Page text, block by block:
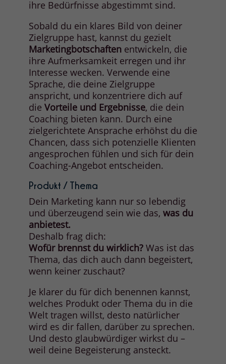
ihre Bedürfnisse abgestimmt sind.
Sobald du ein klares Bild von deiner
Zielgruppe hast, kannst du gezielt
Marketingbotschaftenentwickeln, die
ihre Aufmerksamkeit erregen und ihr
Interesse wecken. Verwende eine
Sprache, die deine Zielgruppe
anspricht, und konzentriere dich auf
die Vorteile und Ergebnisse, die dein
Coaching bieten kann. Durch eine
zielgerichtete Ansprache erhöhst du die
Chancen, dass sich potenzielle Klienten
angesprochen fühlen und sich für dein
Coaching-Angebot entscheiden.
Produkt / Thema
Dein Marketing kann nur so lebendig
und überzeugend sein wie das, was du
anbietest.
Deshalb frag dich:
Wofür brennst du wirklich?Was ist das
Thema, das dich auch dann begeistert,
wenn keiner zuschaut?
Je klarer du für dich benennen kannst,
welches Produkt oder Thema du in die
Welt tragen willst, desto natürlicher
wird es dir fallen, darüber zu sprechen.
Und desto glaubwürdiger wirkst du –
weil deine Begeisterung ansteckt.